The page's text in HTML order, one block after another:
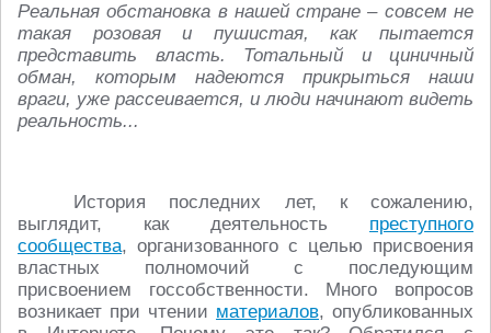
Реальная обстановка в нашей стране – совсем не
такая розовая и пушистая, как пытается
представить власть. Тотальный и циничный
обман, которым надеются прикрыться наши
враги, уже рассеивается, и люди начинают видеть
реальность...
История последних лет, к сожалению,
выглядит, как деятельность преступного
сообщества, организованного с целью присвоения
властных полномочий с последующим
присвоением госсобственности. Много вопросов
возникает при чтении материалов, опубликованных